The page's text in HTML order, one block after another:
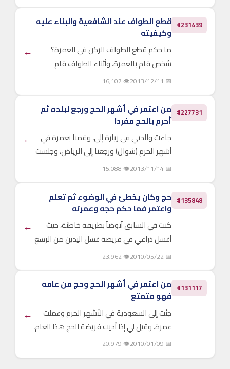
يكون الحيض لم ينته بعد،...
#231439 قطع الطواف عند الشافعية والبناء عليه
وكيفيته
ما حكم قطع الطواف الركن في العمرة؟
شخص قام بالعمرة، وأثناء الطواف قام
بالمزاحمة على الحجر الأسود، وسقط رداؤه،
انكشف شيء ما بين السرة والوسط...
📅 2013/12/11
👁 16,107
←
#227731 من اعتمر في أشهر الحج ورجع لبلده ثم
أحرم بالحج مفردا
جاءت والدتي في زيارة إلي، وقمنا بعمرة في
أشهر الحرم (شوال) ورجعنا إلى الرياض، وجلست
📅 2013/11/14
👁 15,088
←
#135848 حج وكان يخطئ في الوضوء ثم تعلم
واعتمر فما حكم حجه وعمرته
كنت في السابق أتوضأ بطريقة خاطئة، حيث
أغسل ذراعي في فريضة غسل اليدين من الرسغ
إلى المرفق، ولا أعيد غسل الكف اعتقادًا مني
وللأسف أديت فريضة الحج...
📅 2010/05/22
👁 23,962
←
#131117 من اعتمر في أشهر الحج وحج من عامه
فهو متمتع
جئت إلى السعودية في الأشهر الحرم وعملت
عمرة، وقيل لي إذا أديت فريضة الحج هذا العام،
فإنه يجب أن أكون حاجا متمتعا، لأنني اعتمرت
📅 2010/01/09
👁 20,979
←